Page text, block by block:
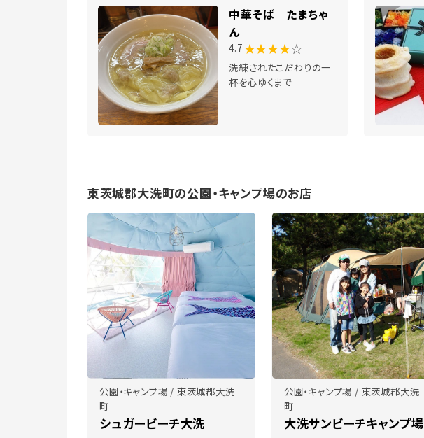
中華そば たまちゃ
ん
4.7 ★★★★☆
洗練されたこだわりの一
杯を心ゆくまで
東茨城郡大洗町の公園・キャンプ場のお店
公園・キャンプ場 / 東茨城郡大洗
町
シュガービーチ大洗
公園・キャンプ場 / 東茨城郡大洗
町
大洗サンビーチキャンプ場